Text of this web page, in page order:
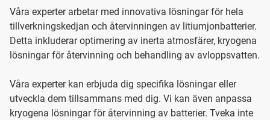
Våra experter arbetar med innovativa lösningar för hela
tillverkningskedjan och återvinningen av litiumjonbatterier.
Detta inkluderar optimering av inerta atmosfärer, kryogena
lösningar för återvinning och behandling av avloppsvatten.
Våra experter kan erbjuda dig specifika lösningar eller
utveckla dem tillsammans med dig. Vi kan även anpassa
kryogena lösningar för återvinning av batterier. Tveka inte